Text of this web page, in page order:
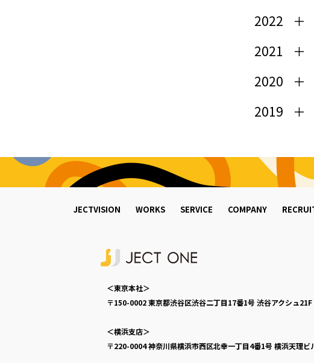
2022
2021
2020
2019
JECTVISION WORKS SERVICE COMPANY
＜東京本社＞
〒150-0002東京都渋谷区渋谷二丁目17番1号 渋谷アクシュ21F
＜横浜支店＞
〒220-0004神奈川県横浜市西区北幸一丁目4番1号 横浜天理ビ